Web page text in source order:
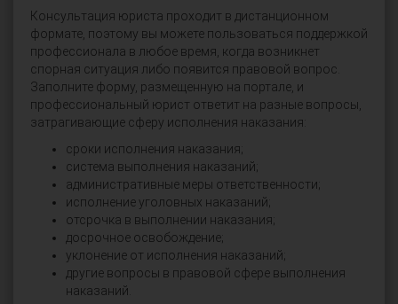
Консультация юриста проходит в дистанционном
формате, поэтому вы можете пользоваться поддержкой
профессионала в любое время, когда возникнет
спорная ситуация либо появится правовой вопрос.
Заполните форму, размещенную на портале, и
профессиональный юрист ответит на разные вопросы,
затрагивающие сферу исполнения наказания:
сроки исполнения наказания;
система выполнения наказаний;
административные меры ответственности;
исполнение уголовных наказаний;
отсрочка в выполнении наказания;
досрочное освобождение;
уклонение от исполнения наказаний;
другие вопросы в правовой сфере выполнения
наказаний.